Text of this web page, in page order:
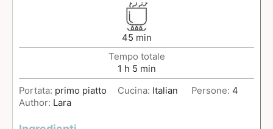
45 min
Tempo totale
1 h 5 min
Portata: primo piatto Cucina: Italian Persone: 4
Author: Lara